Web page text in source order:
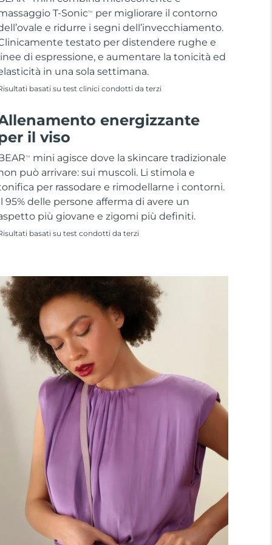
T-SonicTM
per migliorare il contorno
e ridurre i segni dell’invecchiamento.
testato per distendere rughe e
di espressione, e aumentare la tonicità ed
in una sola settimana.
basati su test clinici condotti da terzi
energizzante
il viso
TM
mini agisce dove la skincare tradizionale
può arrivare: sui muscoli. Li stimola e
per rassodare e rimodellarne i contorni.
95% delle persone afferma di avere un
più giovane e zigomi più definiti.
basati su test condotti da terzi